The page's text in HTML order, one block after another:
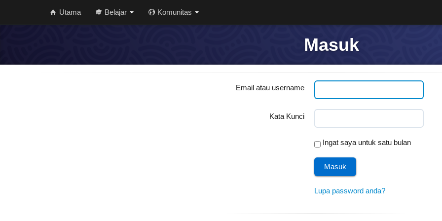
Utama Belajar Komunitas
Masuk
Email atau username
Kata Kunci
Ingat saya untuk satu bulan
Lupa password anda?